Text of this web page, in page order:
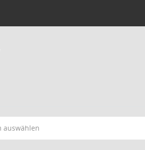
auswählen